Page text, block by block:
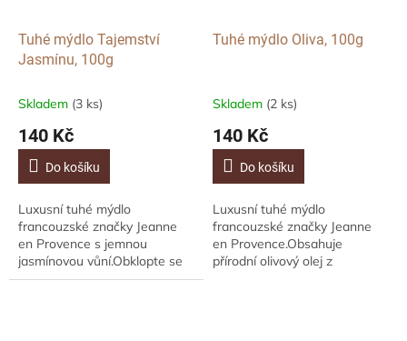
Tuhé mýdlo Tajemství
Jasmínu, 100g
Skladem (3 ks)
140 Kč
Do košíku
Luxusní tuhé mýdlo
francouzské značky Jeanne
en Provence s jemnou
jasmínovou vůní.Obklopte se
vůní letních vzpomínek, kdy
Tuhé mýdlo Oliva, 100g
Skladem (2 ks)
140 Kč
Do košíku
Luxusní tuhé mýdlo
francouzské značky Jeanne
en Provence.Obsahuje
přírodní olivový olej z